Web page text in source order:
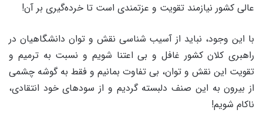
عالی کشور نیازمند تقویت و عزتمندی است تا خرده‌گیری بر آن!
با این وجود، نباید از آسیب شناسی نقش و توان دانشگاهیان در
راهبری کلان کشور غافل و بی اعتنا شویم و نسبت به ترمیم و
تقویت این نقش و توان، بی تفاوت بمانیم و فقط به گوشه چشمی
از بیرون به این صنف دلبسته گردیم و از سودهای خود انتقادی،
ناکام شویم!